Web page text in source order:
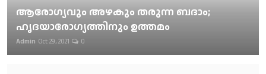
ആരോഗ്യവും അഴകും തരുന്ന ബദാം;
ഹൃദയാരോഗ്യത്തിനും ഉത്തമം
Admin Oct 29, 2021 0